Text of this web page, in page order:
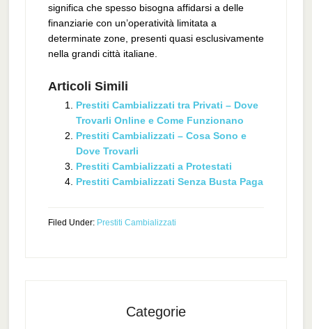
significa che spesso bisogna affidarsi a delle
finanziarie con un’operatività limitata a
determinate zone, presenti quasi esclusivamente
nella grandi città italiane.
Articoli Simili
Prestiti Cambializzati tra Privati – Dove
Trovarli Online e Come Funzionano
Prestiti Cambializzati – Cosa Sono e
Dove Trovarli
Prestiti Cambializzati a Protestati
Prestiti Cambializzati Senza Busta Paga
Filed Under: Prestiti Cambializzati
Categorie